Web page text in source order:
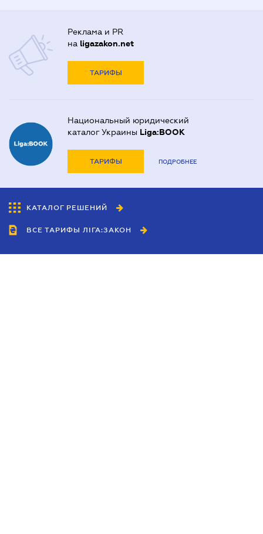
Реклама и PR
на ligazakon.net
ТАРИФЫ
Национальный юридический
каталог Украины Liga:BOOK
ТАРИФЫ ПОДРОБНЕЕ
КАТАЛОГ РЕШЕНИЙ
ВСЕ ТАРИФЫ ЛІГА:ЗАКОН